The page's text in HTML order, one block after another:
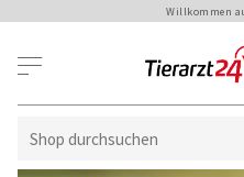
Willkommen